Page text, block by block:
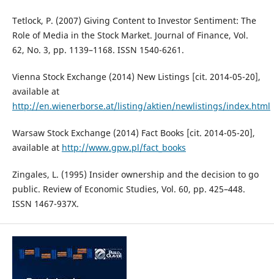
Tetlock, P. (2007) Giving Content to Investor Sentiment: The
Role of Media in the Stock Market. Journal of Finance, Vol.
62, No. 3, pp. 1139–1168. ISSN 1540-6261.
Vienna Stock Exchange (2014) New Listings [cit. 2014-05-20],
available at
http://en.wienerborse.at/listing/aktien/newlistings/index.html
Warsaw Stock Exchange (2014) Fact Books [cit. 2014-05-20],
available at http://www.gpw.pl/fact_books
Zingales, L. (1995) Insider ownership and the decision to go
public. Review of Economic Studies, Vol. 60, pp. 425–448.
ISSN 1467-937X.